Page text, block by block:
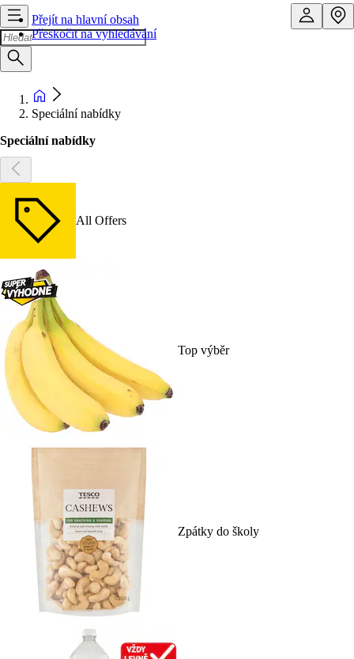
Přejít na hlavní obsah
Přeskočit na vyhledávání
Speciální nabídky
Speciální nabídky
All Offers
Top výběr
Zpátky do školy